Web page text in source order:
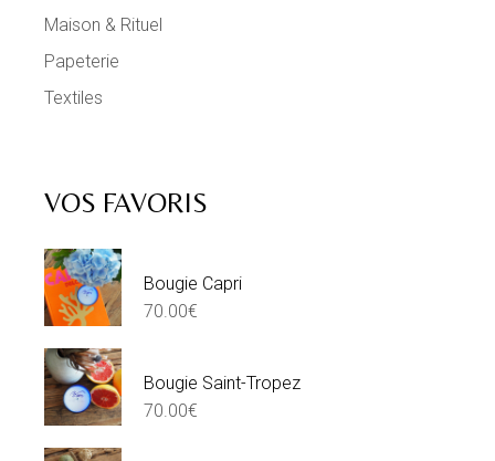
Maison & Rituel
Papeterie
Textiles
VOS FAVORIS
Bougie Capri
70.00€
Bougie Saint-Tropez
70.00€